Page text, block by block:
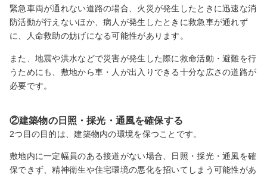
緊急車両が通れない道路の場合、火災が発生したときに迅速な消
防活動が行えないほか、病人が発生したときに救急車が通れず
に、人命救助の妨げになる可能性があります。
また、地震や洪水などで災害が発生した際に救命活動・避難を行
うためにも、敷地から車・人が出入りできる十分な広さの道路が
必要です。
②建築物の日照・採光・通風を確保する
2つ目の目的は、建築物内の環境を保つことです。
敷地内に一定幅員のある接道がない場合、日照・採光・通風を確
保できず、精神衛生や住宅環境の悪化を招いてしまう可能性があ